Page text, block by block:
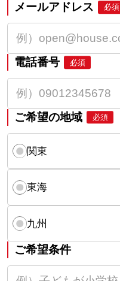
メールアドレス 必須
電話番号 必須
ご希望の地域 必須
関東
東海
九州
ご希望条件